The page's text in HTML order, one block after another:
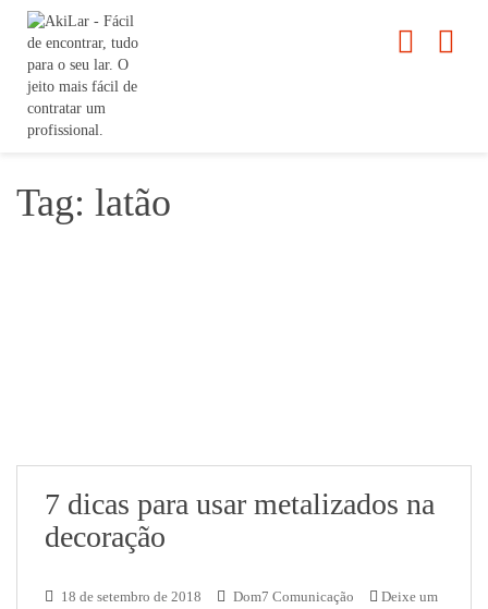
Tag: latão
7 dicas para usar metalizados na
decoração
18 de setembro de 2018 Dom7 Comunicação
Deixe um